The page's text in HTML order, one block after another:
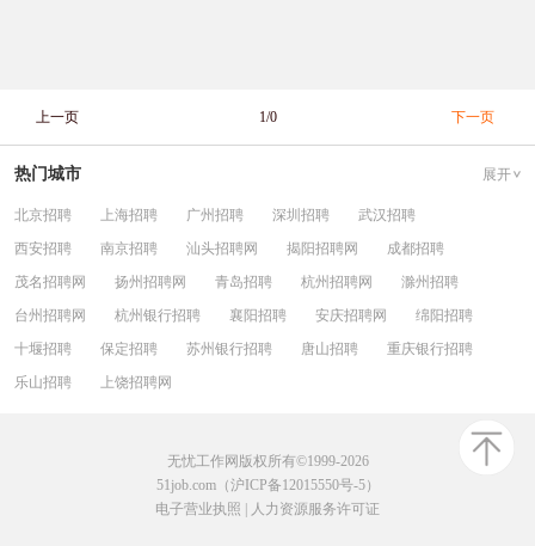
上一页 1/0 下一页
热门城市 展开
北京招聘 上海招聘 广州招聘 深圳招聘
武汉招聘
西安招聘
南京招聘 汕头招聘网 揭阳招聘网
成都招聘
茂名招聘网
扬州招聘网 青岛招聘 杭州招聘网
滁州招聘
台州招聘网
杭州银行招聘 襄阳招聘 安庆招聘网
绵阳招聘
十堰招聘
保定招聘 苏州银行招聘 唐山招聘
重庆银行招聘
乐山招聘
上饶招聘网
无忧工作网版权所有©1999-2026
51job.com（沪ICP备12015550号-5）
电子营业执照
人力资源服务许可证